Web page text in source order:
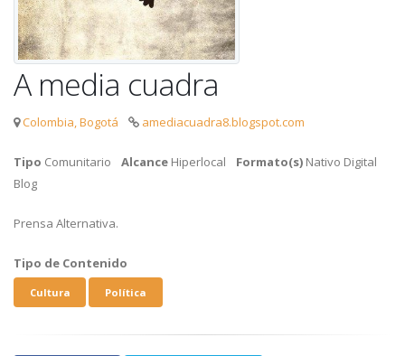
A media cuadra
Colombia, Bogotá amediacuadra8.blogspot.com
Tipo Comunitario Alcance Hiperlocal Formato(s) Nativo Digital
Blog
Prensa Alternativa.
Tipo de Contenido
Cultura Política